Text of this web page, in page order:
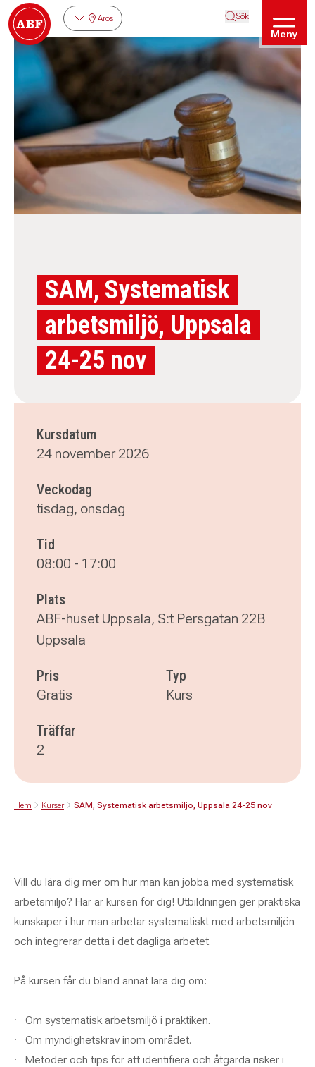
Aros Sök
Meny
SAM, Systematisk
arbetsmiljö, Uppsala
24-25 nov
Kursdatum
24 november 2026
Veckodag
tisdag, onsdag
Tid
08:00 - 17:00
Plats
ABF-huset Uppsala, S:t Persgatan 22B
Uppsala
Pris
Gratis
Typ
Kurs
Träffar
2
Hem Kurser SAM, Systematisk arbetsmiljö, Uppsala 24-25 nov
Vill du lära dig mer om hur man kan jobba med systematisk
arbetsmiljö? Här är kursen för dig! Utbildningen ger praktiska
kunskaper i hur man arbetar systematiskt med arbetsmiljön
och integrerar detta i det dagliga arbetet.
På kursen får du bland annat lära dig om:
· Om systematisk arbetsmiljö i praktiken.
· Om myndighetskrav inom området.
· Metoder och tips för att identifiera och åtgärda risker i